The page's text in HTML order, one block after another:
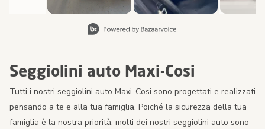
Seggiolini auto Maxi-Cosi
Tutti i nostri seggiolini auto Maxi-Cosi sono progettati e realizzati
pensando a te e alla tua famiglia. Poiché la sicurezza della tua
famiglia è la nostra priorità, molti dei nostri seggiolini auto sono